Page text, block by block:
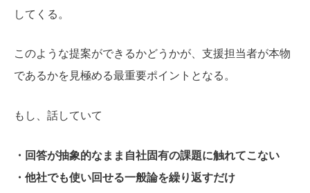
してくる。
このような提案ができるかどうかが、支援担当者が本物
であるかを見極める最重要ポイントとなる。
もし、話していて
・回答が抽象的なまま自社固有の課題に触れてこない
・他社でも使い回せる一般論を繰り返すだけ